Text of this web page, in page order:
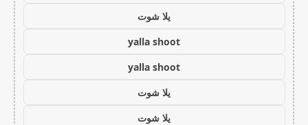
يلا شوت
yalla shoot
yalla shoot
يلا شوت
يلا شوت